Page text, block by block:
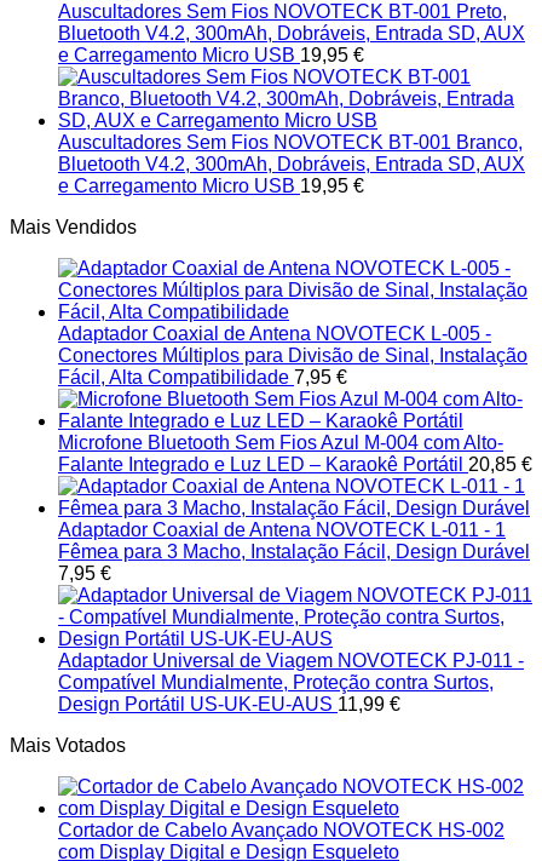
Auscultadores Sem Fios NOVOTECK BT-001 Preto,
Bluetooth V4.2, 300mAh, Dobráveis, Entrada SD, AUX
e Carregamento Micro USB 19,95 €
Auscultadores Sem Fios NOVOTECK BT-001 Branco,
Bluetooth V4.2, 300mAh, Dobráveis, Entrada SD, AUX
e Carregamento Micro USB 19,95 €
Mais Vendidos
Adaptador Coaxial de Antena NOVOTECK L-005 -
Conectores Múltiplos para Divisão de Sinal, Instalação
Fácil, Alta Compatibilidade 7,95 €
Microfone Bluetooth Sem Fios Azul M-004 com Alto-
Falante Integrado e Luz LED – Karaokê Portátil 20,85 €
Adaptador Coaxial de Antena NOVOTECK L-011 - 1
Fêmea para 3 Macho, Instalação Fácil, Design Durável
7,95 €
Adaptador Universal de Viagem NOVOTECK PJ-011 -
Compatível Mundialmente, Proteção contra Surtos,
Design Portátil US-UK-EU-AUS 11,99 €
Mais Votados
Cortador de Cabelo Avançado NOVOTECK HS-002
com Display Digital e Design Esqueleto